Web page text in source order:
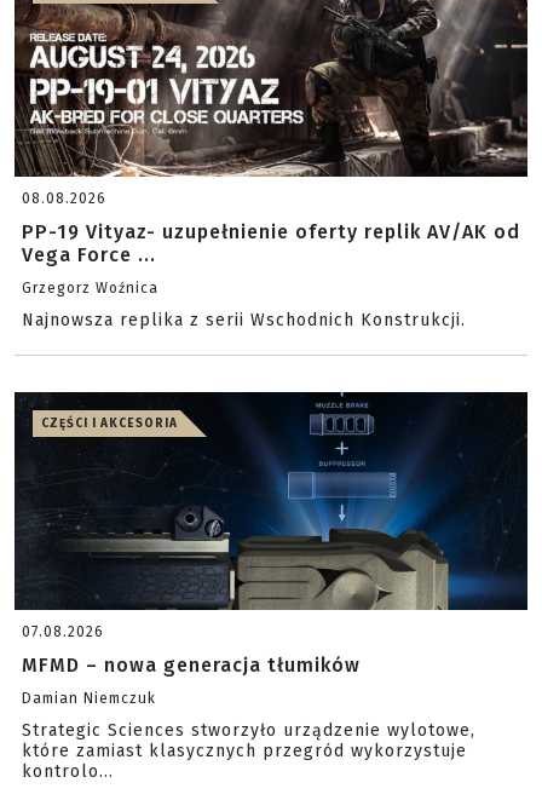
08.08.2026
PP-19 Vityaz- uzupełnienie oferty replik AV/AK od
Vega Force ...
Grzegorz Woźnica
Najnowsza replika z serii Wschodnich Konstrukcji.
CZĘŚCI I AKCESORIA
07.08.2026
MFMD – nowa generacja tłumików
Damian Niemczuk
Strategic Sciences stworzyło urządzenie wylotowe,
które zamiast klasycznych przegród wykorzystuje
kontrolo...